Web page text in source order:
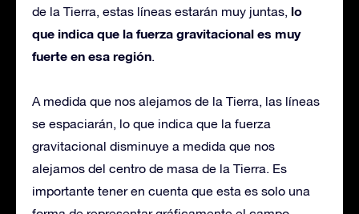
de la Tierra, estas líneas estarán muy juntas, lo
que indica que la fuerza gravitacional es muy
fuerte en esa región.
A medida que nos alejamos de la Tierra, las líneas
se espaciarán, lo que indica que la fuerza
gravitacional disminuye a medida que nos
alejamos del centro de masa de la Tierra. Es
importante tener en cuenta que esta es solo una